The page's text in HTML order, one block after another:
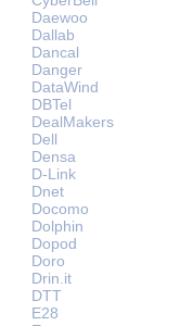
Daewoo
Dallab
Dancal
Danger
DataWind
DBTel
DealMakers
Dell
Densa
D-Link
Dnet
Docomo
Dolphin
Dopod
Doro
Drin.it
DTT
E28